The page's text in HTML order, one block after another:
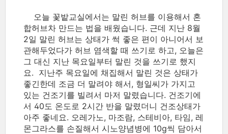
오늘 꽃밭교실에서는 말린 허브를 이용해서 혼
합허브차 만드는 법을 배웠습니다. 근데 지난 8월
2일 말린 허브는 상태가 썩 좋은 편이 아니어서 보
관해두었다가 허브 염색할 때 쓰기로 하고, 오늘은
그 대신 지난 목요일부터 말린 것을 쓰기로 했지
요. 지난주 목요일에 채집해서 말린 것은 상태가
좋긴한데 조금 더 말려야 해서, 형일씨가 가지고
있는 건조기를 빌려서 마저 말렸습니다. 건조기에
서 40도 온도로 2시간 반을 말렸더니 건조상태가
아주 좋네요. 오레가노, 마조람, 스테비아, 타임, 레
몬그라스를 손질해서 시노양념병에 10g씩 담아서